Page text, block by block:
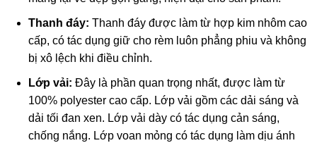
Thanh đáy: Thanh đáy được làm từ hợp kim nhôm cao
cấp, có tác dụng giữ cho rèm luôn phẳng phiu và không
bị xô lệch khi điều chỉnh.
Lớp vải: Đây là phần quan trọng nhất, được làm từ
100% polyester cao cấp. Lớp vải gồm các dải sáng và
dải tối đan xen. Lớp vải dày có tác dụng cản sáng,
chống nắng. Lớp voan mỏng có tác dụng làm dịu ánh